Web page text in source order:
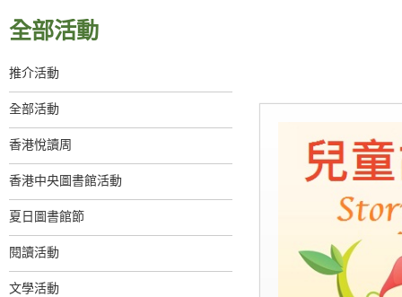
全部活動
推介活動
全部活動
香港悅讀周
香港中央圖書館活動
夏日圖書館節
閱讀活動
文學活動